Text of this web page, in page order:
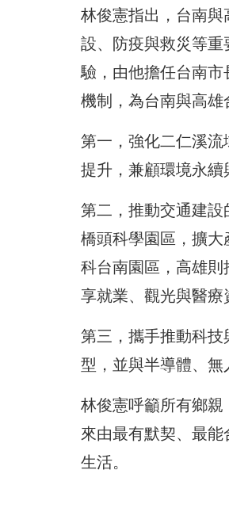
林俊憲指出，台南
設、防疫與救災等
驗，由他擔任台南
機制，為台南與高雄
第一，強化二仁溪
提升，兼顧環境永續
第二，推動交通建
橋頭科學園區，擴
科台南園區，高雄
享就業、觀光與醫療
第三，攜手推動科
型，並與半導體、無
林俊憲呼籲所有鄉
來由最有默契、最
生活。